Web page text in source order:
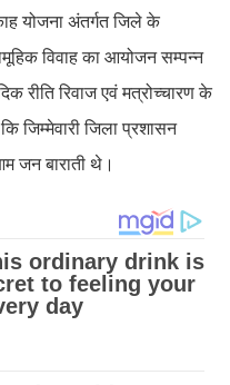
योजना अंतर्गत जिले के
विवाह का आयोजन सम्पन्न
रीति रिवाज एवं मत्रोच्चारण के
जिला प्रशासन
जन बाराती थे।